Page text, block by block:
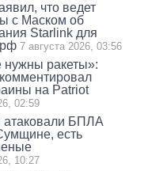
что ведет
с Маском об
Starlink для
7 августа 2026, 03:56
ракеты»:
на Patriot
02:59
атаковали БПЛА
есть
10:27